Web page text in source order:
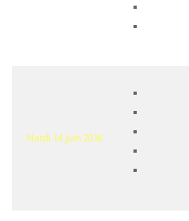
Mardi 14 juin 2016